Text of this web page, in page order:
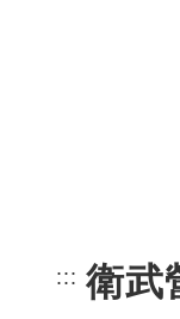
::: 頁尾網站
衛武